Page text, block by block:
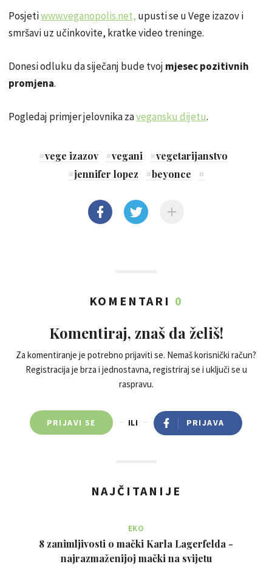
Posjetiwww.veganopolis.net, upusti se u Vege izazov i
smršavi uz učinkovite, kratkevideo treninge.
Donesi odluku da siječanj bude tvoj mjesec pozitivnih
promjena.
Pogledaj primjer jelovnika zavegansku dijetu.
#vege izazov #vegani #vegetarijanstvo
#jennifer lopez #beyonce #
KOMENTARI 0
Komentiraj, znaš da želiš!
Za komentiranje je potrebno prijaviti se. Nemaš korisnički račun?
Registracija je brza i jednostavna, registriraj se i uključi se u
raspravu.
PRIJAVI SE ILI PRIJAVA
NAJČITANIJE
EKO
8 zanimljivosti o mački Karla Lagerfelda -
najrazmaženijoj mački na svijetu